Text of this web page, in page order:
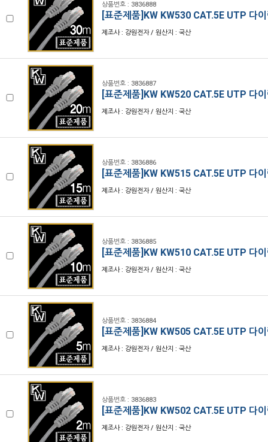
상품번호 : 3836888
[표준제품]KW KW530 CAT.5E UTP 다
제조사 : 강원전자 / 원산지 : 국산
상품번호 : 3836887
[표준제품]KW KW520 CAT.5E UTP 다
제조사 : 강원전자 / 원산지 : 국산
상품번호 : 3836886
[표준제품]KW KW515 CAT.5E UTP 다
제조사 : 강원전자 / 원산지 : 국산
상품번호 : 3836885
[표준제품]KW KW510 CAT.5E UTP 다
제조사 : 강원전자 / 원산지 : 국산
상품번호 : 3836884
[표준제품]KW KW505 CAT.5E UTP 다
제조사 : 강원전자 / 원산지 : 국산
상품번호 : 3836883
[표준제품]KW KW502 CAT.5E UTP 다
제조사 : 강원전자 / 원산지 : 국산